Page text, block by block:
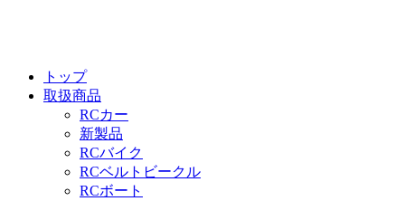
トップ
取扱商品
RCカー
新製品
RCバイク
RCベルトビークル
RCボート